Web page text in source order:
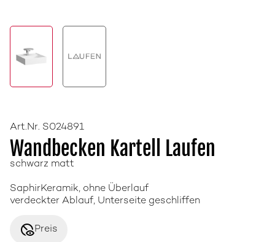
Art.Nr. S024891
Wandbecken Kartell Laufen
schwarz matt
SaphirKeramik, ohne Überlauf
verdeckter Ablauf, Unterseite geschliffen
disabled_visiblePreis